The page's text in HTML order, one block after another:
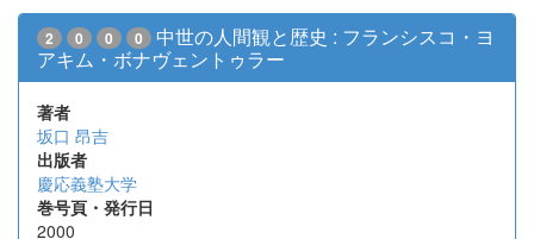
2 0 0 0
中世の人間観と歴史 : フランシスコ・ヨ
アキム・ボナヴェントゥラー
著者
坂口 昂吉
出版者
慶応義塾大学
巻号頁・発行日
2000